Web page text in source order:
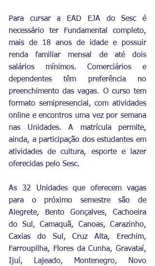
Para cursar a EAD EJA do Sesc é
necessário ter Fundamental completo,
mais de 18 anos de idade e possuir
renda familiar mensal de até dois
salários mínimos. Comerciários e
dependentes têm preferência no
preenchimento das vagas. O curso tem
formato semipresencial, com atividades
online e encontros uma vez por semana
nas Unidades. A matrícula permite,
ainda, a participação dos estudantes em
atividades de cultura, esporte e lazer
oferecidas pelo Sesc.
As 32 Unidades que oferecem vagas
para o próximo semestre são de
Alegrete, Bento Gonçalves, Cachoeira
do Sul, Camaquã, Canoas, Carazinho,
Caxias do Sul, Cruz Alta, Erechim,
Farroupilha, Flores da Cunha, Gravataí,
Ijuí, Lajeado, Montenegro, Novo